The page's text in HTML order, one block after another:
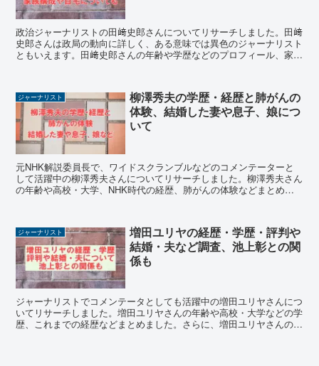
政治ジャーナリストの田﨑史郎さんについてリサーチしました。田﨑
史郎さんは政局の動向に詳しく、ある意味では異色のジャーナリスト
ともいえます。田﨑史郎さんの年齢や学歴などのプロフィール、家族
ジャーナリスト
柳澤秀夫の学歴・経歴と肺がんの
体験、結婚した妻や息子、娘につ
いて
元NHK解説委員長で、ワイドスクランブルなどのコメンテーターと
して活躍中の柳澤秀夫さんについてリサーチしました。柳澤秀夫さん
の年齢や高校・大学、NHK時代の経歴、肺がんの体験などまとめま
ジャーナリスト
増田ユリヤの経歴・学歴・評判や
結婚・夫など調査、池上彰との関
係も
ジャーナリストでコメンテータとしても活躍中の増田ユリヤさんにつ
いてリサーチしました。増田ユリヤさんの年齢や高校・大学などの学
歴、これまでの経歴などまとめました。さらに、増田ユリヤさんの結